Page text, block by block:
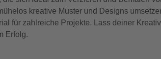
kreative Muster und Designs
für zahlreiche Projekte. Lass deiner
Erfolg.